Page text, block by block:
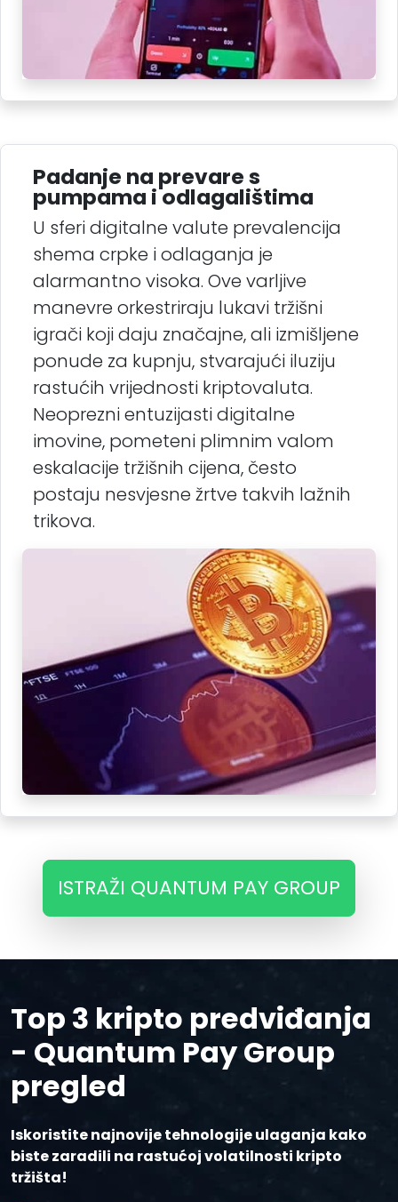
Padanje na prevare s
pumpama i odlagalištima
U sferi digitalne valute prevalencija
shema crpke i odlaganja je
alarmantno visoka. Ove varljive
manevre orkestriraju lukavi tržišni
igrači koji daju značajne, ali izmišljene
ponude za kupnju, stvarajući iluziju
rastućih vrijednosti kriptovaluta.
Neoprezni entuzijasti digitalne
imovine, pometeni plimnim valom
eskalacije tržišnih cijena, često
postaju nesvjesne žrtve takvih lažnih
trikova.
ISTRAŽI QUANTUM PAY GROUP
Top 3 kripto predviđanja
- Quantum Pay Group
pregled
Iskoristite najnovije tehnologije ulaganja kako
biste zaradili na rastućoj volatilnosti kripto
tržišta!